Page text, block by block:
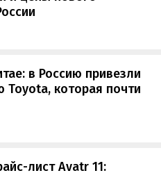
в Россию привезли
которая почти
лист Avatr 11: